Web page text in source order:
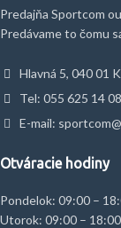
Predajňa Sportcom
Predávame to čomu
Hlavná 5, 040 01
Tel: 055 625 14 08
E-mail:
Otváracie hodiny
Pondelok: 09:00 –
Utorok: 09:00 – 18:00